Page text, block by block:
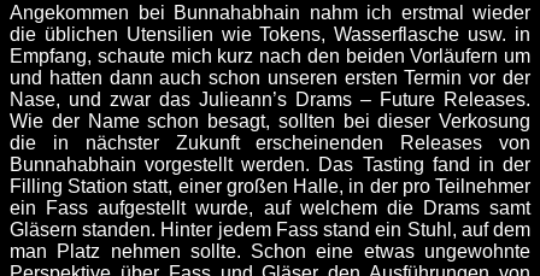
Angekommen bei Bunnahabhain nahm ich erstmal wieder
die üblichen Utensilien wie Tokens, Wasserflasche usw. in
Empfang, schaute mich kurz nach den beiden Vorläufern um
und hatten dann auch schon unseren ersten Termin vor der
Nase, und zwar das Julieann’s Drams – Future Releases.
Wie der Name schon besagt, sollten bei dieser Verkosung
die in nächster Zukunft erscheinenden Releases von
Bunnahabhain vorgestellt werden. Das Tasting fand in der
Filling Station statt, einer großen Halle, in der pro Teilnehmer
ein Fass aufgestellt wurde, auf welchem die Drams samt
Gläsern standen. Hinter jedem Fass stand ein Stuhl, auf dem
man Platz nehmen sollte. Schon eine etwas ungewohnte